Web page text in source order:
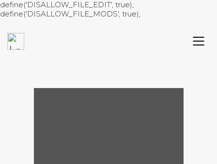
define('DISALLOW_FILE_EDIT', true);
define('DISALLOW_FILE_MODS', true);